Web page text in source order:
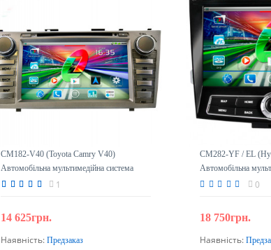
CM182-V40 (Toyota Camry V40)
Автомобільна мультимедійна система
1
14 625грн.
Передзамовлення
Наявність: Предзаказ
CM282-YF / EL
Автомобільна
0
18 750грн.
Наявність: